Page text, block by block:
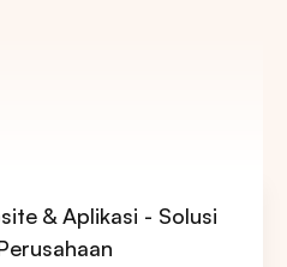
& Aplikasi - Solusi